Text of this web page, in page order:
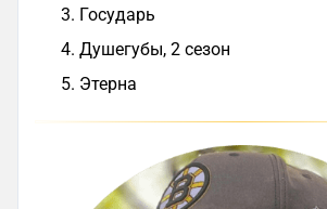
Государь
Душегубы, 2 сезон
Этерна